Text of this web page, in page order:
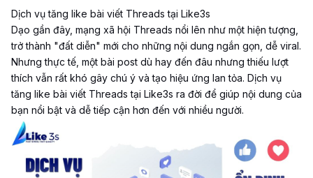
Dịch vụ tăng like bài viết Threads tại Like3s
Dạo gần đây, mạng xã hội Threads nổi lên như một hiện tượng,
trở thành "đất diễn" mới cho những nội dung ngắn gọn, dễ viral.
Nhưng thực tế, một bài post dù hay đến đâu nhưng thiếu lượt
thích vẫn rất khó gây chú ý và tạo hiệu ứng lan tỏa. Dịch vụ
tăng like bài viết Threads tại Like3s ra đời để giúp nội dung của
bạn nổi bật và dễ tiếp cận hơn đến với nhiều người.